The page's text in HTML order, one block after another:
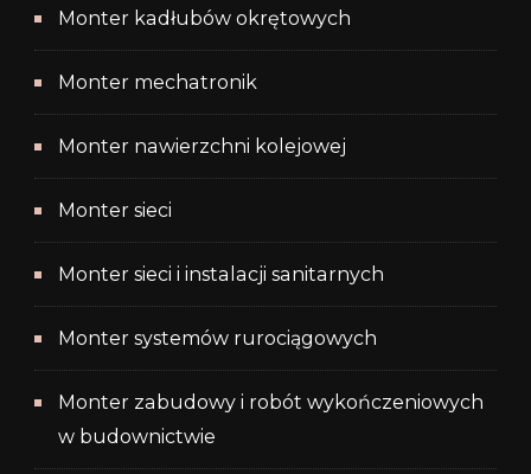
Monter kadłubów okrętowych
Monter mechatronik
Monter nawierzchni kolejowej
Monter sieci
Monter sieci i instalacji sanitarnych
Monter systemów rurociągowych
Monter zabudowy i robót wykończeniowych
w budownictwie